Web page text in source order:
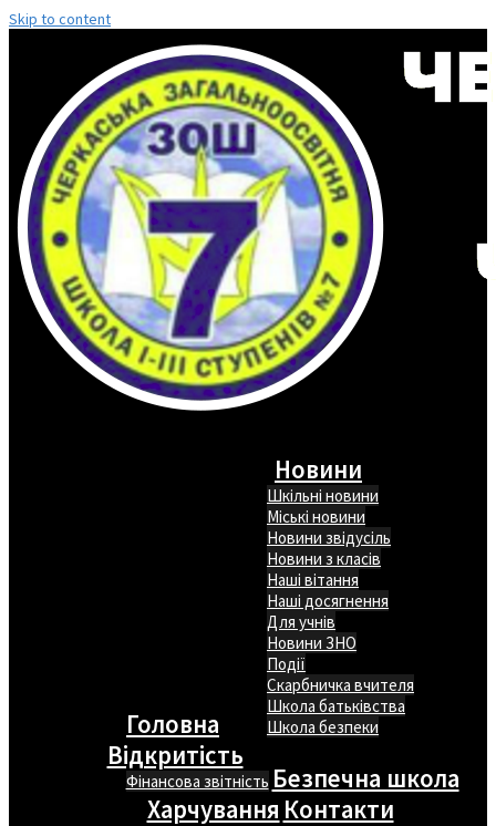
Skip to content
Головна
Новини
Шкільні новини
Міські новини
Новини звідусіль
Новини з класів
Наші вітання
Наші досягнення
Для учнів
Новини ЗНО
Події
Скарбничка вчителя
Школа батьківства
Школа безпеки
Відкритість
Фінансова звітність Безпечна школа
Харчування Контакти